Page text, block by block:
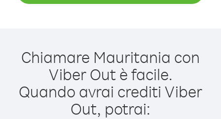
Chiamare Mauritania con
Viber Out è facile.
Quando avrai crediti Viber
Out, potrai: